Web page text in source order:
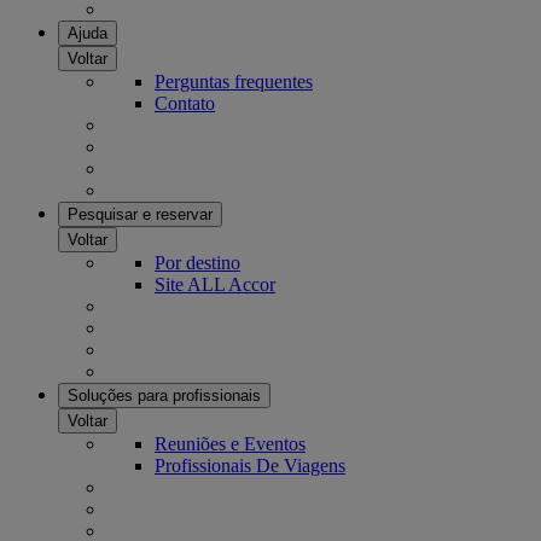
Ajuda
Voltar
Perguntas frequentes
Contato
Pesquisar e reservar
Voltar
Por destino
Site ALL Accor
Soluções para profissionais
Voltar
Reuniões e Eventos
Profissionais De Viagens